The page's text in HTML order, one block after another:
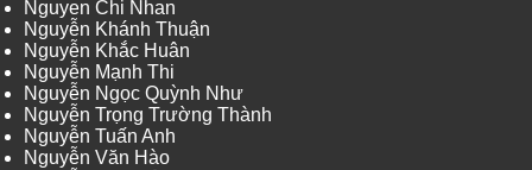
Nguyen Chi Nhan
Nguyễn Khánh Thuận
Nguyễn Khắc Huân
Nguyễn Mạnh Thi
Nguyễn Ngọc Quỳnh Như
Nguyễn Trọng Trường Thành
Nguyễn Tuấn Anh
Nguyễn Văn Hào